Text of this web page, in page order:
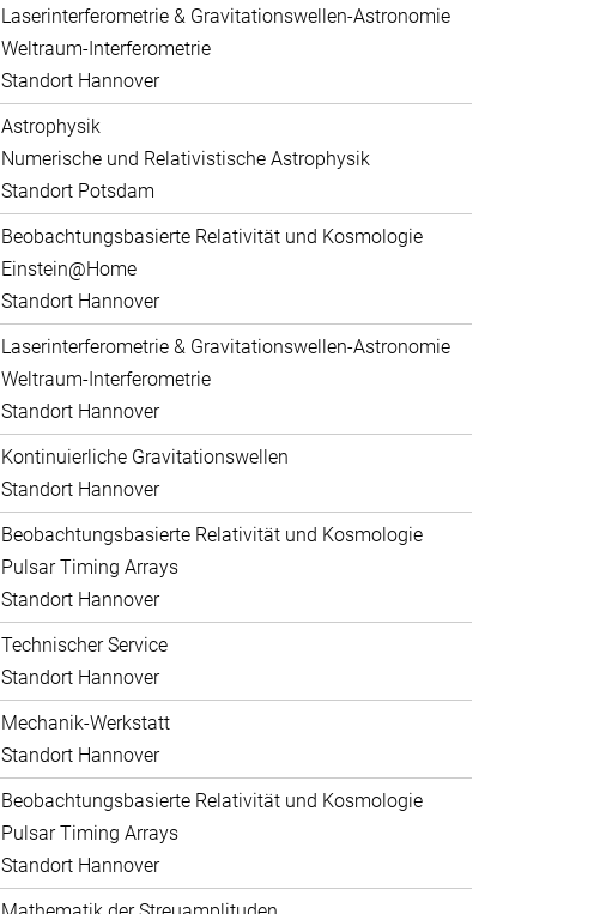
Laserinterferometrie & Gravitationswellen-Astronomie
Weltraum-Interferometrie
Standort Hannover
Astrophysik
Numerische und Relativistische Astrophysik
Standort Potsdam
Beobachtungsbasierte Relativität und Kosmologie
Einstein@Home
Standort Hannover
Laserinterferometrie & Gravitationswellen-Astronomie
Weltraum-Interferometrie
Standort Hannover
Kontinuierliche Gravitationswellen
Standort Hannover
Beobachtungsbasierte Relativität und Kosmologie
Pulsar Timing Arrays
Standort Hannover
Technischer Service
Standort Hannover
Mechanik-Werkstatt
Standort Hannover
Beobachtungsbasierte Relativität und Kosmologie
Pulsar Timing Arrays
Standort Hannover